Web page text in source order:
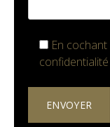
En
confidentialité